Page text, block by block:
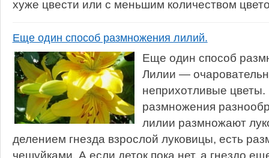
хуже цвести или с меньшим количеством
Еще один способ размножения лилий.
Еще один способ
Лилии —
неприхотливые
размножения
лилии размножают
делением гнезда взрослой луковицы, есть
чешуйками. А если деток пока нет, а гнездо